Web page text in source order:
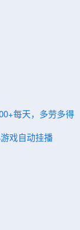
每天，多劳多得
戏自动挂播